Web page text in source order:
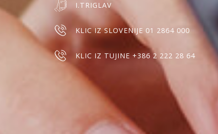
I.TRIGLAV
KLIC IZ SLOVENIJE 01 2864 000
KLIC IZ TUJINE +386 2 222 28 64